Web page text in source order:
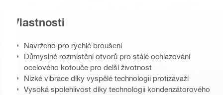
Vlastnosti
Navrženo pro rychlé broušení
Důmyslné rozmístění otvorů pro stálé ochlazování
ocelového kotouče pro delší životnost
Nízké vibrace díky vyspělé technologii protizávaží
Vysoká spolehlivost díky technologii kondenzátorového